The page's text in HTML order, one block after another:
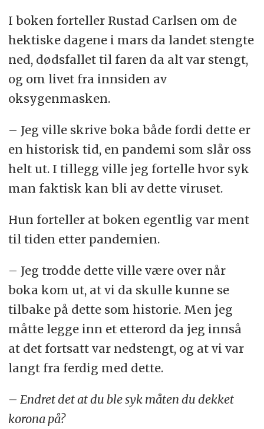
I boken forteller Rustad Carlsen om de
hektiske dagene i mars da landet stengte
ned, dødsfallet til faren da alt var stengt,
og om livet fra innsiden av
oksygenmasken.
– Jeg ville skrive boka både fordi dette er
en historisk tid, en pandemi som slår oss
helt ut. I tillegg ville jeg fortelle hvor syk
man faktisk kan bli av dette viruset.
Hun forteller at boken egentlig var ment
til tiden etter pandemien.
– Jeg trodde dette ville være over når
boka kom ut, at vi da skulle kunne se
tilbake på dette som historie. Men jeg
måtte legge inn et etterord da jeg innså
at det fortsatt var nedstengt, og at vi var
langt fra ferdig med dette.
– Endret det at du ble syk måten du dekket
korona på?